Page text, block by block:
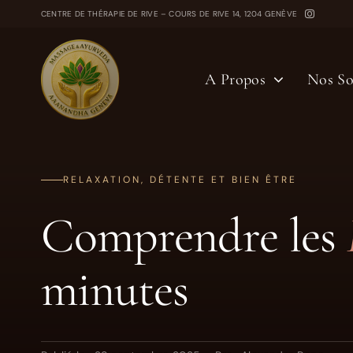
CENTRE DE THÉRAPIE DE RIVE – COURS DE RIVE 14, 1204 GENÈVE
A Propos Nos
RELAXATION, DÉTENTE ET BIEN ÊTRE
Comprendre les
minutes